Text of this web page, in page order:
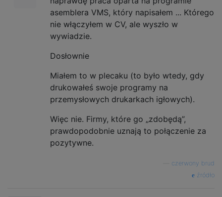
asemblera VMS, który napisałem ... Którego
nie włączyłem w CV, ale wyszło w
wywiadzie.
Dosłownie
Miałem to w plecaku (to było wtedy, gdy
drukowałeś swoje programy na
przemysłowych drukarkach igłowych).
Więc nie. Firmy, które go „zdobędą”,
prawdopodobnie uznają to połączenie za
pozytywne.
czerwony brud
źródło